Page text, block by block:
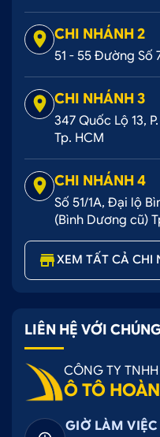
CHI NHÁNH 2
51 - 55 Đường Số
CHI NHÁNH 3
347 Quốc Lộ 13,
Tp. HCM
CHI NHÁNH 4
Số 51/1A, Đại lộ
(Bình Dương cũ)
XEM TẤT CẢ CHI
LIÊN HỆ VỚI
CÔNG TY
Ô TÔ
GIỜ LÀM VIỆC